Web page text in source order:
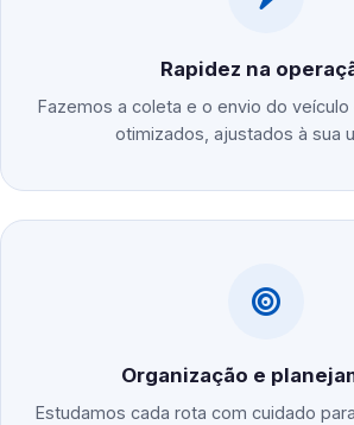
Rapidez na
Fazemos a coleta e o envio do
otimizados, ajustados à sua
Organização e
Estudamos cada rota com cuidado